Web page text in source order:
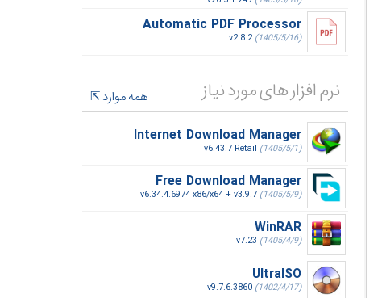
Automatic PDF Processor
v2.8.2(1405/5/16)
نرم افزار های مورد نیاز
همه موارد
Internet Download Manager
v6.43.7 Retail (1405/5/1)
Free Download Manager
v6.34.4.6974 x86/x64 + v3.9.7 (1405/5/9)
WinRAR
v7.23 (1405/4/9)
UltraISO
v9.7.6.3860 (1402/4/17)